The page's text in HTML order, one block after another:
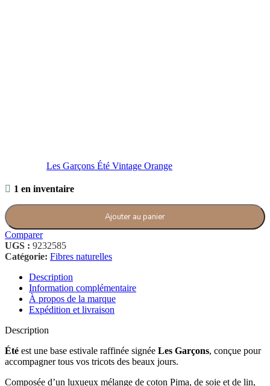
Les Garçons Été Vintage Orange
1 en inventaire
Ajouter au panier
Comparer
UGS : 9232585
Catégorie: Fibres naturelles
Description
Information complémentaire
À propos de la marque
Expédition et livraison
Description
Été est une base estivale raffinée signée Les Garçons, conçue pour
accompagner tous vos tricots des beaux jours.
Composée d’un luxueux mélange de coton Pima, de soie et de lin,